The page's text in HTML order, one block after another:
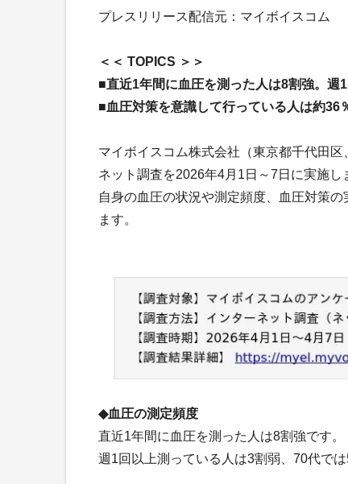
プレスリリース配信元：マイボイスコム
＜＜ TOPICS ＞＞
■直近1年間に血圧を測った人は8割強。週
■血圧対策を意識して行っている人は約
マイボイスコム株式会社（東京都千代田区
ネット調査を2026年4月1日～7日に実施し
自身の血圧の状況や測定頻度、血圧対策
ます。
◆血圧の測定頻度
直近1年間に血圧を測った人は8割強です。
週1回以上測っている人は3割弱、70代では